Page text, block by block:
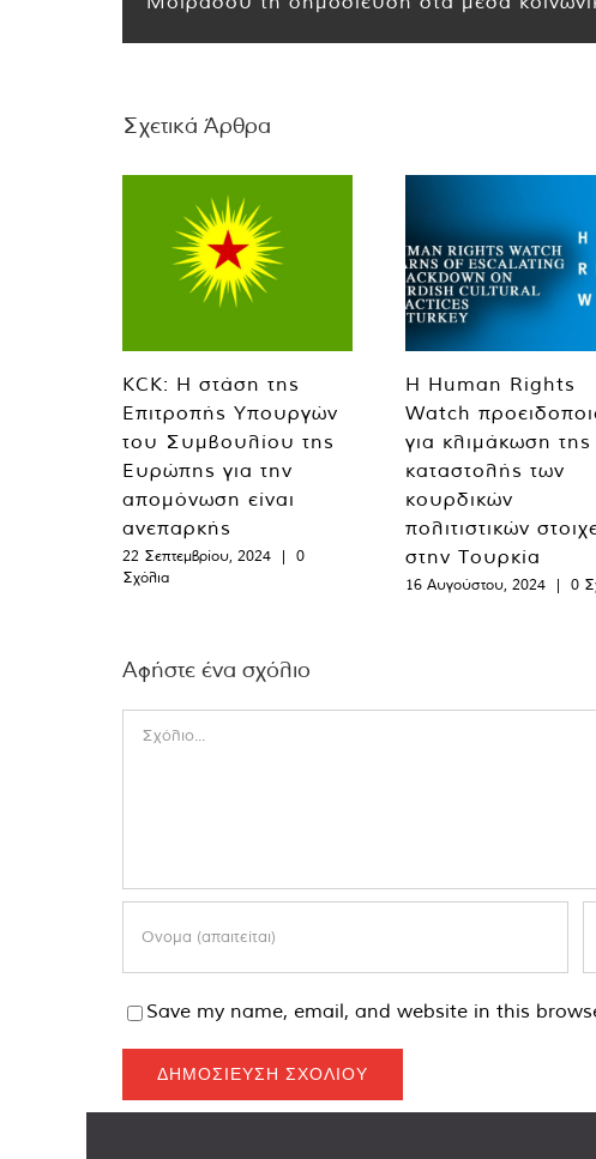
Σχετικά Άρθρα
KCK: Η στάση της
Επιτροπής Υπουργών
του Συμβουλίου της
Ευρώπης για την
απομόνωση είναι
ανεπαρκής
22 Σεπτεμβρίου, 2024 |
0
Σχόλια
Η Human Rights
Watch
για κλιμάκωση της
καταστολής των
κουρδικών
πολιτιστικών
στην Τουρκία
16 Αυγούστου, 2024 | 0
Αφήστε ένα σχόλιο
Save my name, email, and website in this